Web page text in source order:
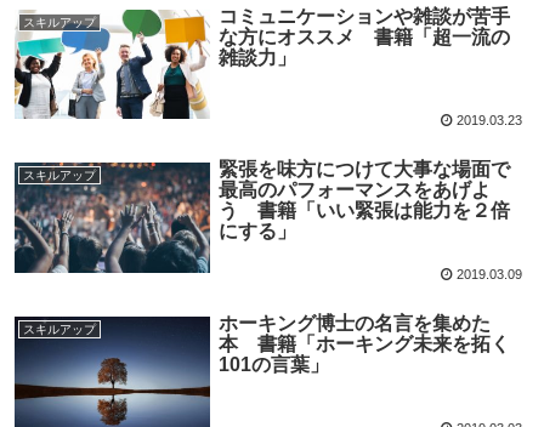
スキルアップ
コミュニケーションや雑談が苦手
な方にオススメ 書籍「超一流の
雑談力」
2019.03.23
スキルアップ
緊張を味方につけて大事な場面で
最高のパフォーマンスをあげよ
う 書籍「いい緊張は能力を２倍
にする」
2019.03.09
スキルアップ
ホーキング博士の名言を集めた
本 書籍「ホーキング未来を拓く
101の言葉」